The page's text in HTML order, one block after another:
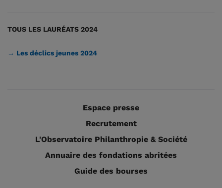
TOUS LES LAURÉATS 2024
→ Les déclics jeunes 2024
Espace presse
Recrutement
L'Observatoire Philanthropie & Société
Annuaire des fondations abritées
Guide des bourses